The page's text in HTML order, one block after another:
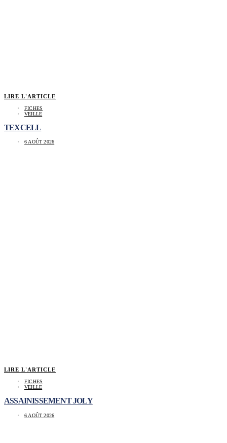
LIRE L'ARTICLE
FICHES
VEILLE
TEXCELL
6 AOÛT 2026
LIRE L'ARTICLE
FICHES
VEILLE
ASSAINISSEMENT JOLY
6 AOÛT 2026